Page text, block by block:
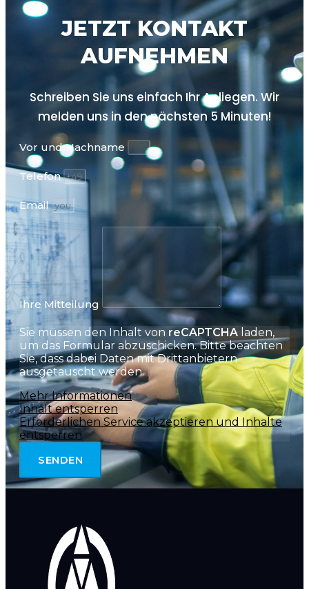
JETZT KONTAKT
AUFNEHMEN
Schreiben Sie uns einfach Ihr Anliegen. Wir
melden uns in den nächsten 5 Minuten!
Vor und Nachname
Telefon
Email
Ihre Mitteilung
Sie müssen den Inhalt von reCAPTCHA laden,
um das Formular abzuschicken. Bitte beachten
Sie, dass dabei Daten mit Drittanbietern
ausgetauscht werden.
Mehr Informationen
Inhalt entsperren
Erforderlichen Service akzeptieren und Inhalte
entsperren
SENDEN